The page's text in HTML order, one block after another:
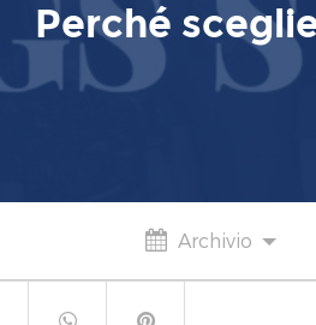
Perché
Archivio